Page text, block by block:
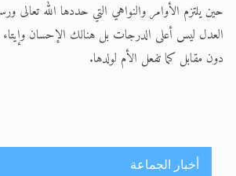
الحجّ.. دلالات، حِكم،
حين يلتزم الأوامر والنواهي التي حددها الله
العدل ليس أعلى الدرجات بل هنالك الإحسان
دون مقابل كما تفعل الأم لولدها.
أخبار الجماعة